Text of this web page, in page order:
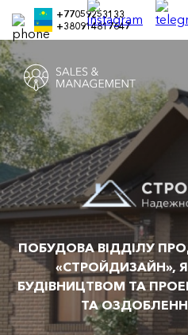
+380914817647
+77059253133
ПОБУДОВА ВІДДІЛУ
«СТРОЙДИЗАЙН»,
БУДІВНИЦТВОМ ТА
ТА